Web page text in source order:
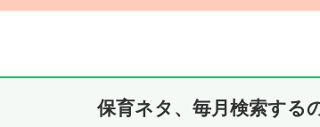
保育ネタ、毎月検索する